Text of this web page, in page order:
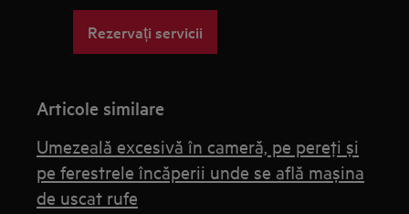
Rezervați servicii
Articole similare
Umezeală excesivă în cameră, pe pereţi şi
pe ferestrele încăperii unde se află maşina
de uscat rufe